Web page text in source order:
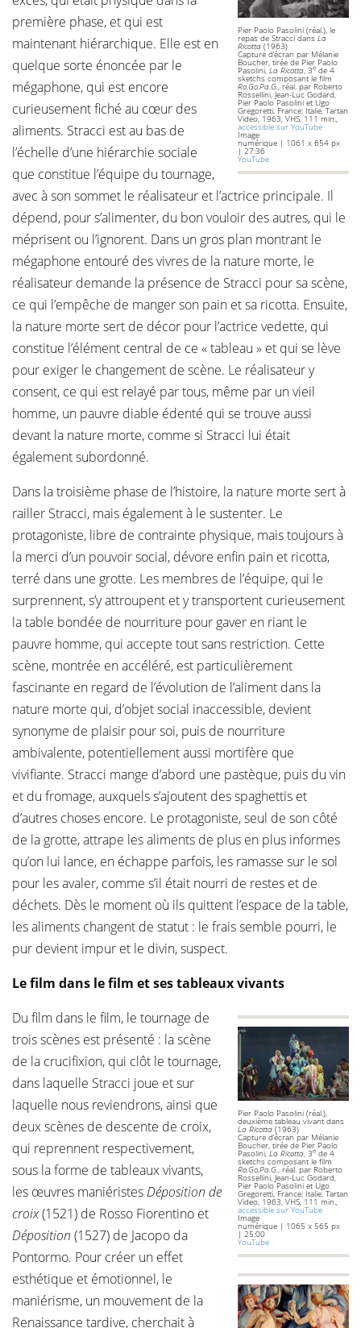
Pier Paolo Pasolini (réal.), le
repas de Stracci dansLa
Ricotta (1963)
Capture d’écran par Mélanie
Boucher, tirée de Pier Paolo
Pasolini,La Ricotta, 3e de 4
sketchs composant le film
Ro.Go.Pa.G., réal. par Roberto
Rossellini, Jean-Luc Godard,
Pier Paolo Pasolini et Ugo
Gregoretti, France; Italie, Tartan
Video, 1963, VHS, 111 min.,
accessible sur YouTube
Image
numérique | 1061 x 654 px
| 27:36
YouTube
première phase, et qui est
maintenant hiérarchique. Elle est en
quelque sorte énoncée par le
mégaphone, qui est encore
curieusement fiché au cœur des
aliments. Stracci est au bas de
l’échelle d’une hiérarchie sociale
que constitue l’équipe du tournage,
avec à son sommet le réalisateur et l’actrice principale. Il
dépend, pour s’alimenter, du bon vouloir des autres, qui le
méprisent ou l’ignorent. Dans un gros plan montrant le
mégaphone entouré des vivres de la nature morte, le
réalisateur demande la présence de Stracci pour sa scène,
ce qui l’empêche de manger son pain et sa ricotta. Ensuite,
la nature morte sert de décor pour l’actrice vedette, qui
constitue l’élément central de ce « tableau » et qui se lève
pour exiger le changement de scène. Le réalisateur y
consent, ce qui est relayé par tous, même par un vieil
homme, un pauvre diable édenté qui se trouve aussi
devant la nature morte, comme si Stracci lui était
également subordonné.
Dans la troisième phase de l’histoire, la nature morte sert à
railler Stracci, mais également à le sustenter. Le
protagoniste, libre de contrainte physique, mais toujours à
la merci d’un pouvoir social, dévore enfin pain et ricotta,
terré dans une grotte. Les membres de l’équipe, qui le
surprennent, s’y attroupent et y transportent curieusement
la table bondée de nourriture pour gaver en riant le
pauvre homme, qui accepte tout sans restriction. Cette
scène, montrée en accéléré, est particulièrement
fascinante en regard de l’évolution de l’aliment dans la
nature morte qui, d’objet social inaccessible, devient
synonyme de plaisir pour soi, puis de nourriture
ambivalente, potentiellement aussi mortifère que
vivifiante. Stracci mange d’abord une pastèque, puis du vin
et du fromage, auxquels s’ajoutent des spaghettis et
d’autres choses encore. Le protagoniste, seul de son côté
de la grotte, attrape les aliments de plus en plus informes
qu’on lui lance, en échappe parfois, les ramasse sur le sol
pour les avaler, comme s’il était nourri de restes et de
déchets. Dès le moment où ils quittent l’espace de la table,
les aliments changent de statut : le frais semble pourri, le
pur devient impur et le divin, suspect.
Le film dans le film et ses tableaux vivants
Pier Paolo Pasolini (réal.),
deuxième tableau vivant dans
La Ricotta (1963)
Capture d’écran par Mélanie
Boucher, tirée de Pier Paolo
Pasolini,La Ricotta, 3e de 4
sketchs composant le film
Ro.Go.Pa.G., réal. par Roberto
Rossellini, Jean-Luc Godard,
Pier Paolo Pasolini et Ugo
Gregoretti, France; Italie, Tartan
Video, 1963, VHS, 111 min.,
accessible sur YouTube
Image
numérique | 1065 x 565 px
| 25:00
YouTube
Du film dans le film, le tournage de
trois scènes est présenté : la scène
de la crucifixion, qui clôt le tournage,
dans laquelle Stracci joue et sur
laquelle nous reviendrons, ainsi que
deux scènes de descente de croix,
qui reprennent respectivement,
sous la forme de tableaux vivants,
les œuvres maniéristesDéposition de
croix(1521) de Rosso Fiorentino et
Déposition (1527) de Jacopo da
Pontormo. Pour créer un effet
esthétique et émotionnel, le
maniérisme, un mouvement de la
Renaissance tardive, cherchait à